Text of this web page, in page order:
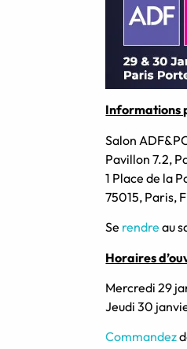
Informations
Salon
Pavillon 7.2,
1 Place de la
75015, Paris,
Se rendre au
Horaires
Mercredi 29
Jeudi 30
Commandez